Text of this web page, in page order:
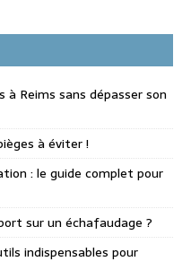
Reims sans dépasser son
à éviter !
: le guide complet pour
sur un échafaudage ?
indispensables pour